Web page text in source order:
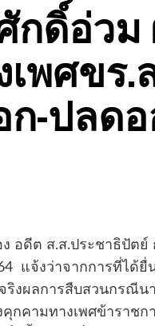
กดิ์อ่ว
พศขร.
-ปลด
อดีต ส.ส.ประชาธิปัต
แจ้งว่าจากการที่ได้
งผลการสืบสวนกรณีน
กคามทางเพศข้าราช